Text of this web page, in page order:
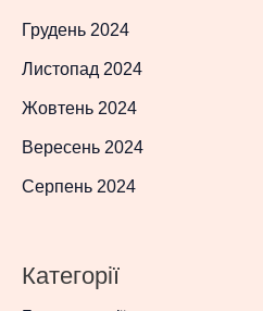
Грудень 2024
Листопад 2024
Жовтень 2024
Вересень 2024
Серпень 2024
Категорії